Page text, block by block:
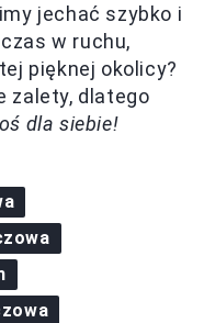
jechać szybko i
w ruchu,
pięknej okolicy?
zalety, dlatego
dla siebie!